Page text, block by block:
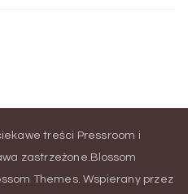
treści Pressroom i
zastrzeżone. Blossom
Themes. Wspierany przez